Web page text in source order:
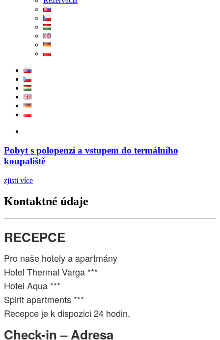
Pobyt s polopenzí a vstupem do termálního
koupaliště
zjisti více
Kontaktné údaje
RECEPCE
Pro naše hotely a apartmány
Hotel Thermal Varga ***
Hotel Aqua ***
Spirit apartments ***
Recepce je k dispozici 24 hodin.
Check-in – Adresa